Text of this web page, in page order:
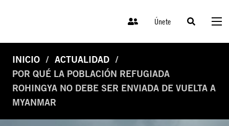
Únete
INICIO
ACTUALIDAD
POR QUÉ LA POBLACIÓN REFUGIADA
ROHINGYA NO DEBE SER ENVIADA DE VUELTA A
MYANMAR